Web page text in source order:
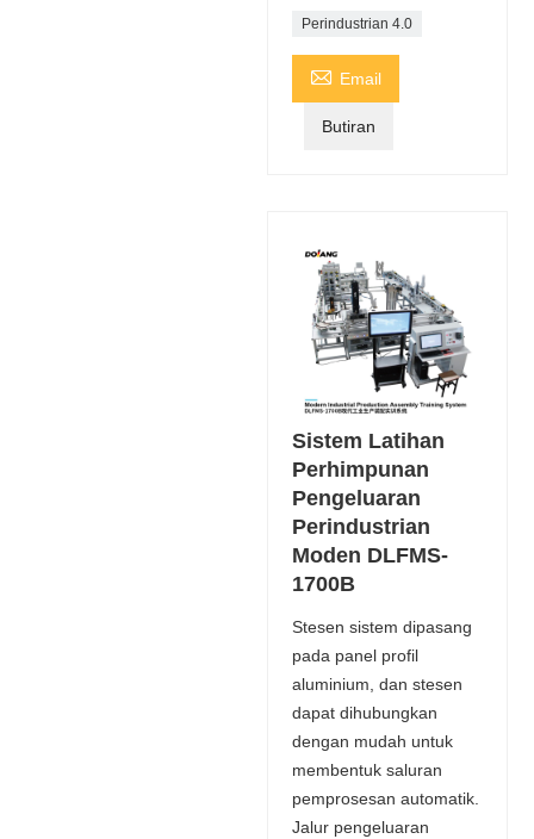
Perindustrian 4.0
 Email
Butiran
Sistem Latihan
Perhimpunan
Pengeluaran
Perindustrian
Moden DLFMS-
1700B
Stesen sistem dipasang
pada panel profil
aluminium, dan stesen
dapat dihubungkan
dengan mudah untuk
membentuk saluran
pemprosesan automatik.
Jalur pengeluaran